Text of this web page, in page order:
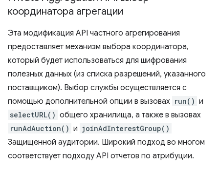
координатора агрегации
Эта модификация API частного агрегирования
предоставляет механизм выбора координатора,
который будет использоваться для шифрования
полезных данных (из списка разрешений, указанного
поставщиком). Выбор службы осуществляется с
помощью дополнительной опции в вызовах run() и
selectURL() общего хранилища, а также в вызовах
runAdAuction() и joinAdInterestGroup()
Защищенной аудитории. Широкий подход во многом
соответствует подходу API отчетов по атрибуции.